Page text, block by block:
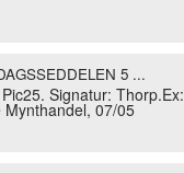
5 ...
Signatur: Thorp.Ex:
Mynthandel, 07/05